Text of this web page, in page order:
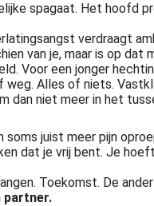
spagaat. Het hoofd
verdraagt
van je, maar is op
Voor een jonger
Alles of niets.
dan niet meer in het
juist meer pijn
dat je vrij bent. Je
Toekomst. De
partner.